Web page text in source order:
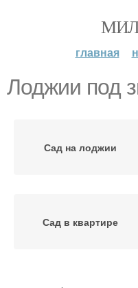
главная
Лоджии под
Сад на лоджии
Сад в квартире